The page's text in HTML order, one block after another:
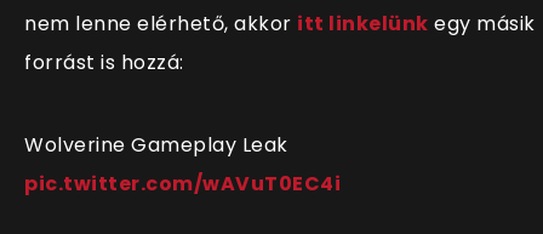
nem lenne elérhető, akkor itt linkelünk egy másik
forrást is hozzá:
Wolverine Gameplay Leak
pic.twitter.com/wAVuT0EC4i